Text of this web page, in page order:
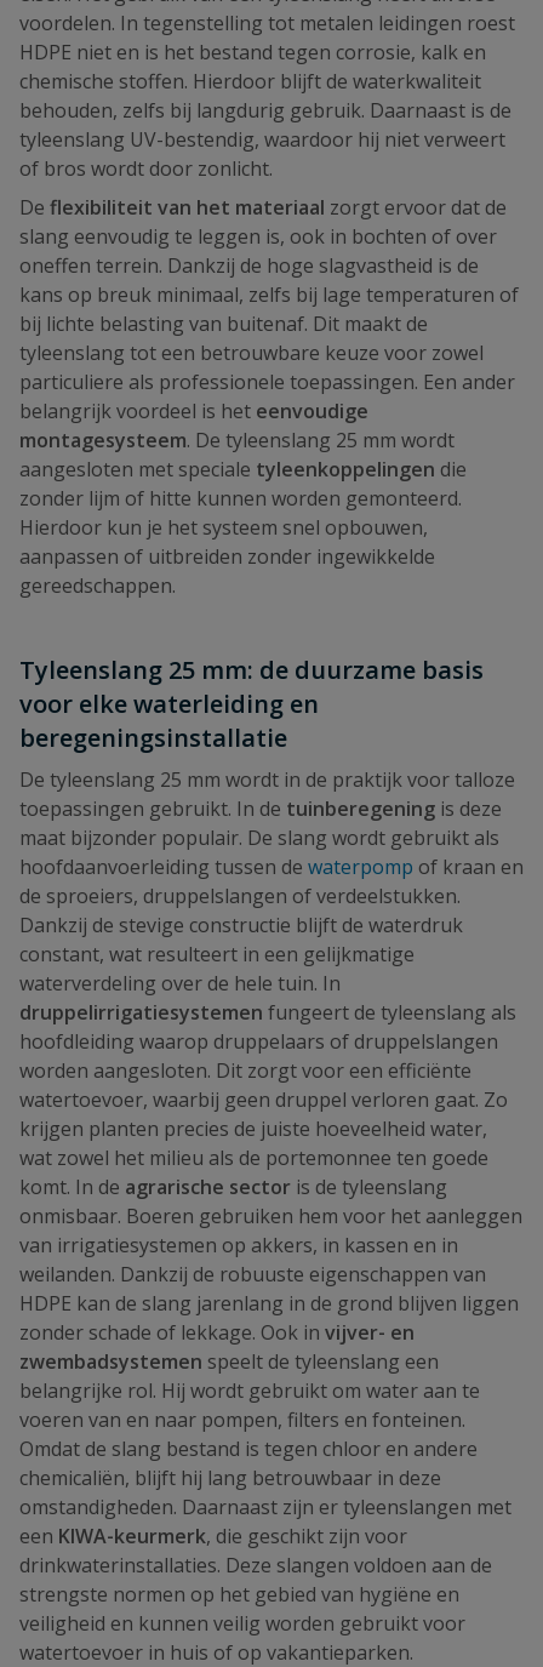
voordelen. In tegenstelling tot metalen leidingen roest
HDPE niet en is het bestand tegen corrosie, kalk en
chemische stoffen. Hierdoor blijft de waterkwaliteit
behouden, zelfs bij langdurig gebruik. Daarnaast is de
tyleenslang UV-bestendig, waardoor hij niet verweert
of bros wordt door zonlicht.
De flexibiliteit van het materiaal zorgt ervoor dat de
slang eenvoudig te leggen is, ook in bochten of over
oneffen terrein. Dankzij de hoge slagvastheid is de
kans op breuk minimaal, zelfs bij lage temperaturen of
bij lichte belasting van buitenaf. Dit maakt de
tyleenslang tot een betrouwbare keuze voor zowel
particuliere als professionele toepassingen. Een ander
belangrijk voordeel is het eenvoudige
montagesysteem. De tyleenslang 25 mm wordt
aangesloten met speciale tyleenkoppelingen die
zonder lijm of hitte kunnen worden gemonteerd.
Hierdoor kun je het systeem snel opbouwen,
aanpassen of uitbreiden zonder ingewikkelde
gereedschappen.
Tyleenslang 25 mm: de duurzame basis
voor elke waterleiding en
beregeningsinstallatie
De tyleenslang 25 mm wordt in de praktijk voor talloze
toepassingen gebruikt. In de tuinberegening is deze
maat bijzonder populair. De slang wordt gebruikt als
hoofdaanvoerleiding tussen de waterpomp of kraan en
de sproeiers, druppelslangen of verdeelstukken.
Dankzij de stevige constructie blijft de waterdruk
constant, wat resulteert in een gelijkmatige
waterverdeling over de hele tuin. In
druppelirrigatiesystemen fungeert de tyleenslang als
hoofdleiding waarop druppelaars of druppelslangen
worden aangesloten. Dit zorgt voor een efficiënte
watertoevoer, waarbij geen druppel verloren gaat. Zo
krijgen planten precies de juiste hoeveelheid water,
wat zowel het milieu als de portemonnee ten goede
komt. In de agrarische sector is de tyleenslang
onmisbaar. Boeren gebruiken hem voor het aanleggen
van irrigatiesystemen op akkers, in kassen en in
weilanden. Dankzij de robuuste eigenschappen van
HDPE kan de slang jarenlang in de grond blijven liggen
zonder schade of lekkage. Ook in vijver- en
zwembadsystemen speelt de tyleenslang een
belangrijke rol. Hij wordt gebruikt om water aan te
voeren van en naar pompen, filters en fonteinen.
Omdat de slang bestand is tegen chloor en andere
chemicaliën, blijft hij lang betrouwbaar in deze
omstandigheden. Daarnaast zijn er tyleenslangen met
een KIWA-keurmerk, die geschikt zijn voor
drinkwaterinstallaties. Deze slangen voldoen aan de
strengste normen op het gebied van hygiëne en
veiligheid en kunnen veilig worden gebruikt voor
watertoevoer in huis of op vakantieparken.